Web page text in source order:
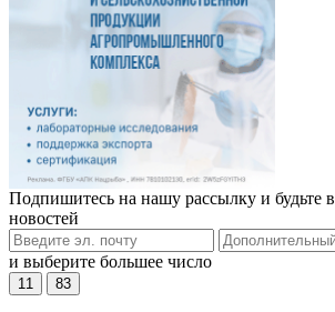
Подпишитесь на нашу рассылку и будьте в
новостей
и выберите большее число
11 83